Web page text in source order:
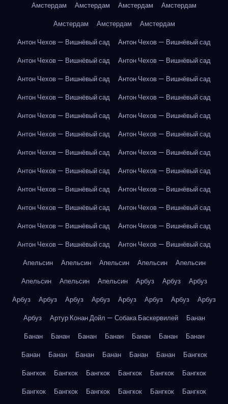
Амстердам
Амстердам Амстердам
Амстердам
Амстердам
Амстердам
Амстердам
Антон Чехов — Вишнёвый сад
Антон Чехов — Вишнёвый сад
Антон Чехов — Вишнёвый сад
Антон Чехов — Вишнёвый сад
Антон Чехов — Вишнёвый сад
Антон Чехов — Вишнёвый сад
Антон Чехов — Вишнёвый сад
Антон Чехов — Вишнёвый сад
Антон Чехов — Вишнёвый сад
Антон Чехов — Вишнёвый сад
Антон Чехов — Вишнёвый сад
Антон Чехов — Вишнёвый сад
Антон Чехов — Вишнёвый сад
Антон Чехов — Вишнёвый сад
Антон Чехов — Вишнёвый сад
Антон Чехов — Вишнёвый сад
Антон Чехов — Вишнёвый сад
Антон Чехов — Вишнёвый сад
Антон Чехов — Вишнёвый сад
Антон Чехов — Вишнёвый сад
Антон Чехов — Вишнёвый сад
Антон Чехов — Вишнёвый сад
Антон Чехов — Вишнёвый сад
Антон Чехов — Вишнёвый сад
Апельсин
Апельсин Апельсин Апельсин
Апельсин
Апельсин
Апельсин Апельсин Арбуз Арбуз
Арбуз
Арбуз
Арбуз Арбуз Арбуз Арбуз Арбуз Арбуз
Арбуз
Арбуз
Артур Конан Дойл — Собака Баскервилей
Банан
Банан
Банан Банан Банан Банан Банан
Банан
Банан
Банан Банан Банан Банан Банан
Бангкок
Бангкок
Бангкок Бангкок Бангкок Бангкок
Бангкок
Бангкок
Бангкок Бангкок Бангкок Бангкок Бангкок